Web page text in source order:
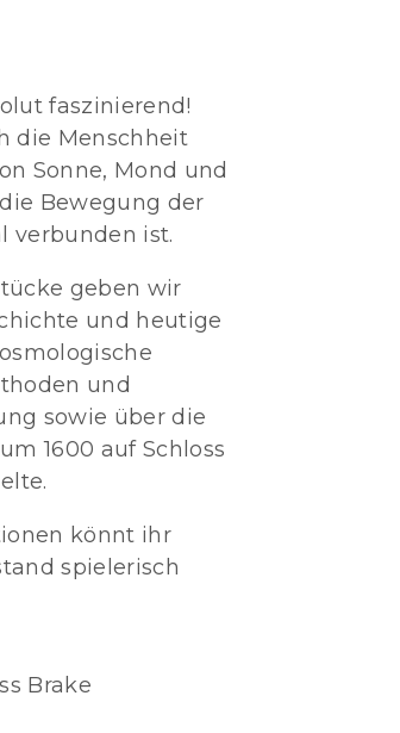
faszinierend!
die Menschheit
Sonne, Mond und
Bewegung der
verbunden ist.
geben wir
und heutige
und
sowie über die
1600 auf Schloss
könnt ihr
spielerisch
Brake